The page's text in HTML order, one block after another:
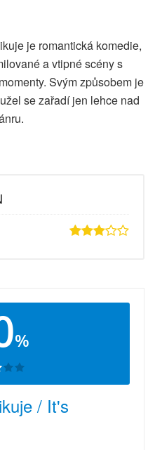
je romantická komedie,
a vtipné scény s
Svým způsobem je
se zařadí jen lehce nad
%
/ It's